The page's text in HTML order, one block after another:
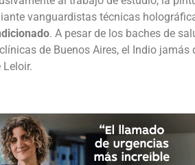
vanguardistas técnicas
. A pesar de los baches de
de Buenos Aires, el Indio jamás